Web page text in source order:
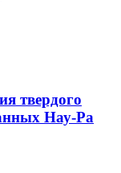
твердого
Нау-Ра